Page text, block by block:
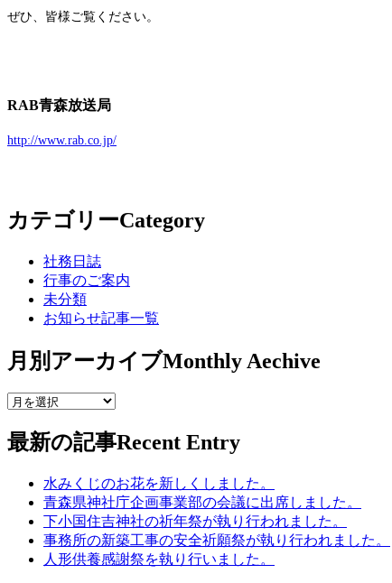
ぜひ、皆様ご覧ください。
RAB青森放送局
http://www.rab.co.jp/
カテゴリーCategory
社務日誌
行事のご案内
未分類
お知らせ記事一覧
月別アーカイブMonthly Aechive
最新の記事Recent Entry
水みくじのお花を新しくしました。
青森県神社庁企画事業部の会議に出席しました。
下小国住吉神社の祈年祭が執り行われました。
事務所の新築工事の安全祈願祭が執り行われました。
人形供養感謝祭を執り行いました。